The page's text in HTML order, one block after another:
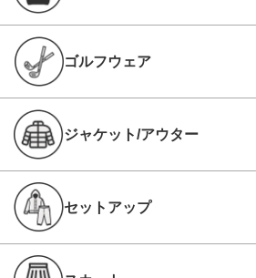
ゴルフウェア
ジャケット/アウター
セットアップ